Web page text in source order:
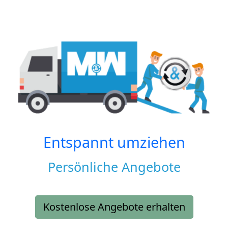
Entspannt umziehen
Persönliche Angebote
Kostenlose Angebote erhalten